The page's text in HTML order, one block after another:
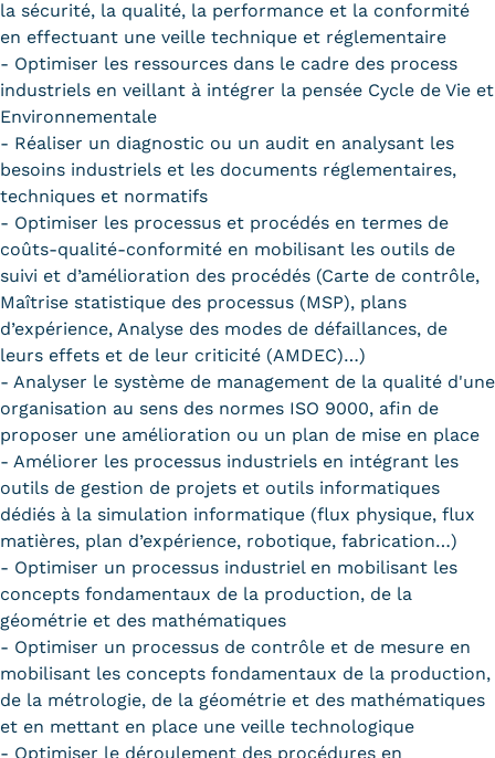
la sécurité, la qualité, la performance et la conformité
en effectuant une veille technique et réglementaire
- Optimiser les ressources dans le cadre des process
industriels en veillant à intégrer la pensée Cycle de Vie et
Environnementale
- Réaliser un diagnostic ou un audit en analysant les
besoins industriels et les documents réglementaires,
techniques et normatifs
- Optimiser les processus et procédés en termes de
coûts-qualité-conformité en mobilisant les outils de
suivi et d’amélioration des procédés (Carte de contrôle,
Maîtrise statistique des processus (MSP), plans
d’expérience, Analyse des modes de défaillances, de
leurs effets et de leur criticité (AMDEC)…)
- Analyser le système de management de la qualité d'une
organisation au sens des normes ISO 9000, afin de
proposer une amélioration ou un plan de mise en place
- Améliorer les processus industriels en intégrant les
outils de gestion de projets et outils informatiques
dédiés à la simulation informatique (flux physique, flux
matières, plan d’expérience, robotique, fabrication…)
- Optimiser un processus industriel en mobilisant les
concepts fondamentaux de la production, de la
géométrie et des mathématiques
- Optimiser un processus de contrôle et de mesure en
mobilisant les concepts fondamentaux de la production,
de la métrologie, de la géométrie et des mathématiques
et en mettant en place une veille technologique
- Optimiser le déroulement des procédures en